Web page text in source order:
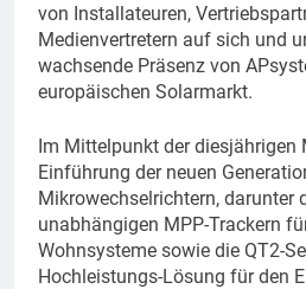
von Installateuren,
Medienvertretern auf sich und
wachsende Präsenz von
europäischen Solarmarkt.
Im Mittelpunkt der diesjährigen
Einführung der neuen
Mikrowechselrichtern, darunter
unabhängigen MPP-Trackern
Wohnsysteme sowie die QT2-
Hochleistungs-Lösung für den